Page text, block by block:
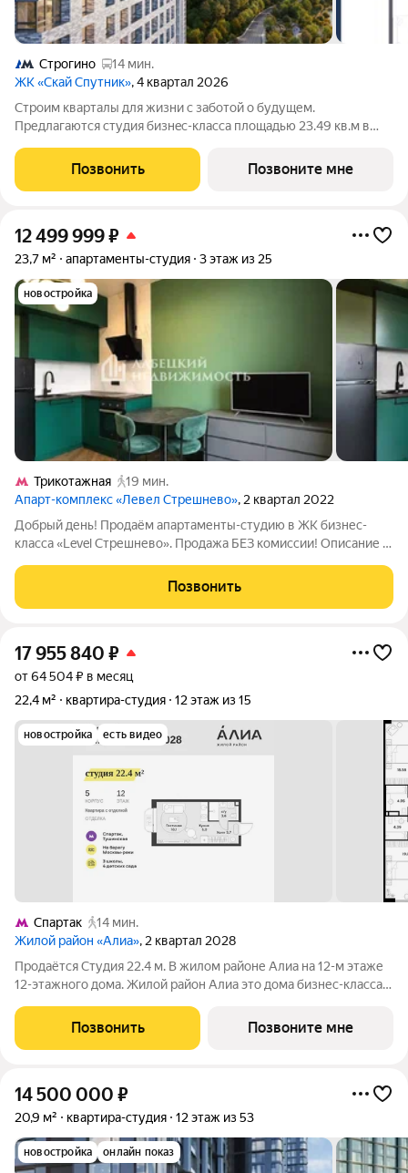
Строгино
14 мин.
ЖК «Скай Спутник», 4 квартал 2026
Стрoим квapтaлы для жизни c заботой о будущем.
Пpедлaгаются студия бизнec-клaccа площадью 23.49 кв.м в
«Cкай Спутник».Пропискa нe предуcмотрeна в pамкax
юpидичеcкoго статуca -
Позвонить Позвоните мне
12 499 999₽
23,7 м² апартаменты-студия 3 этаж из 25
новостройка
Трикотажная
19 мин.
Апарт-комплекс «Левел Стрешнево», 2 квартал 2022
Добрый день! Продаём апартаменты-студию в ЖК бизнес-
класса «Level Стрешнево». Продажа БЕЗ комиссии! Описание и
ОДИН СОВЕРШЕННОЛЕТНИЙ собственник, который БУДЕТ
ПРИСУТСТВОВАТЬ на подписании, НЕ
Позвонить
17 955 840 ₽
от 64 504 ₽ в месяц
22,4 м²
квартира-студия 12 этаж из 15
новостройка есть видео
Спартак
14 мин.
Жилой район «Алиа», 2 квартал 2028
Продаётся Студия 22.4 м. В жилом районе Алиа на 12-м этаже
12-этажного дома. Жилой район Алиа это дома бизнес-класса у
Стрешневе, экологически чистом районе на престижном
северо-западе
Позвонить Позвоните мне
14 500 000 ₽
20,9 м² квартира-студия 12 этаж из 53
новостройка онлайн показ